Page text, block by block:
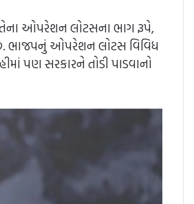
તેના ઓપરેશન લોટસના ભાગ રૂપે,
છે. ભાજપનું ઓપરેશન લોટસ વિવિધ
પણ સરકારને તોડી પાડવાનો